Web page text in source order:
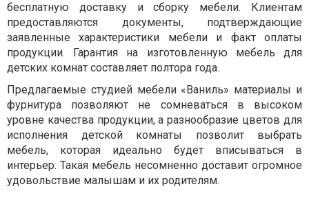
бесплатную доставку и сборку мебели. Клиентам
предоставляются документы, подтверждающие
заявленные характеристики мебели и факт оплаты
продукции. Гарантия на изготовленную мебель для
детских комнат составляет полтора года.
Предлагаемые студией мебели «Ваниль» материалы и
фурнитура позволяют не сомневаться в высоком
уровне качества продукции, а разнообразие цветов для
исполнения детской комнаты позволит выбрать
мебель, которая идеально будет вписываться в
интерьер. Такая мебель несомненно доставит огромное
удовольствие малышам и их родителям.